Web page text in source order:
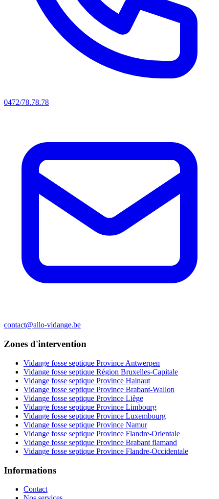
0472/78.78.78
contact@allo-vidange.be
Zones d'intervention
Vidange fosse septique Province Antwerpen
Vidange fosse septique Région Bruxelles-Capitale
Vidange fosse septique Province Hainaut
Vidange fosse septique Province Brabant-Wallon
Vidange fosse septique Province Liège
Vidange fosse septique Province Limbourg
Vidange fosse septique Province Luxembourg
Vidange fosse septique Province Namur
Vidange fosse septique Province Flandre-Orientale
Vidange fosse septique Province Brabant flamand
Vidange fosse septique Province Flandre-Occidentale
Informations
Contact